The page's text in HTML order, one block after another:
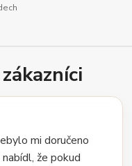
mi doručeno
že pokud